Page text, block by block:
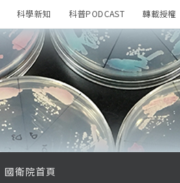
科學新知 科普PODCAST 轉載授權
國衛院首頁